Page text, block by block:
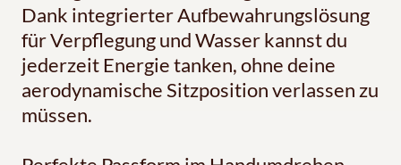
Dank integrierter Aufbewahrungslösung
für Verpflegung und Wasser kannst du
jederzeit Energie tanken, ohne deine
aerodynamische Sitzposition verlassen zu
müssen.